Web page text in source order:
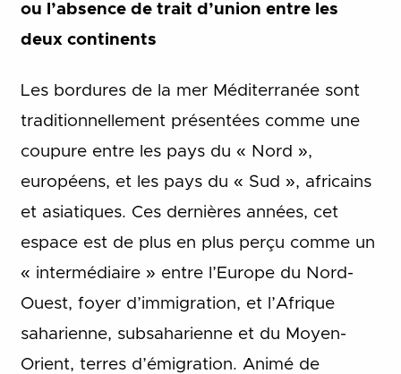
ou l’absence de trait d’union entre les
deux continents
Les bordures de la mer Méditerranée sont
traditionnellement présentées comme une
coupure entre les pays du « Nord »,
européens, et les pays du « Sud », africains
et asiatiques. Ces dernières années, cet
espace est de plus en plus perçu comme un
« intermédiaire » entre l’Europe du Nord-
Ouest, foyer d’immigration, et l’Afrique
saharienne, subsaharienne et du Moyen-
Orient, terres d’émigration. Animé de